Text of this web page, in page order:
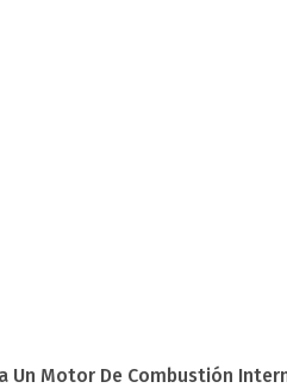
Un Motor De Combustión